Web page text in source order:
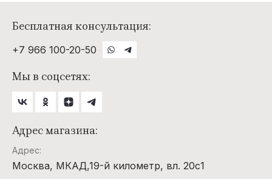
Бесплатная консультация:
+7 966 100-20-50
Мы в соцсетях:
Адрес магазина:
Адрес:
Москва, МКАД,19-й километр, вл. 20с1